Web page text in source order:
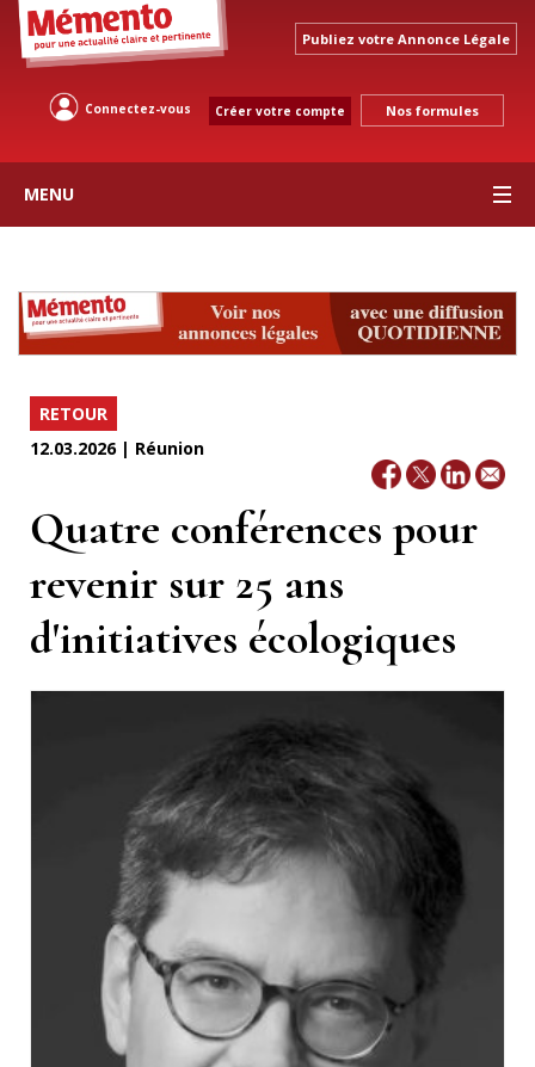
Publiez votre Annonce Légale
Connectez-vous Créer votre compte Nos formules
MENU
RETOUR
12.03.2026 | Réunion
Quatre conférences pour
revenir sur 25 ans
d'initiatives écologiques